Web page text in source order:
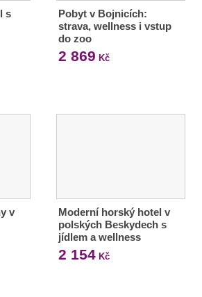
s
Pobyt v Bojnicích:
strava, wellness i vstup
do zoo
2 869 Kč
v
Moderní horský hotel v
polských Beskydech s
jídlem a wellness
2 154Kč